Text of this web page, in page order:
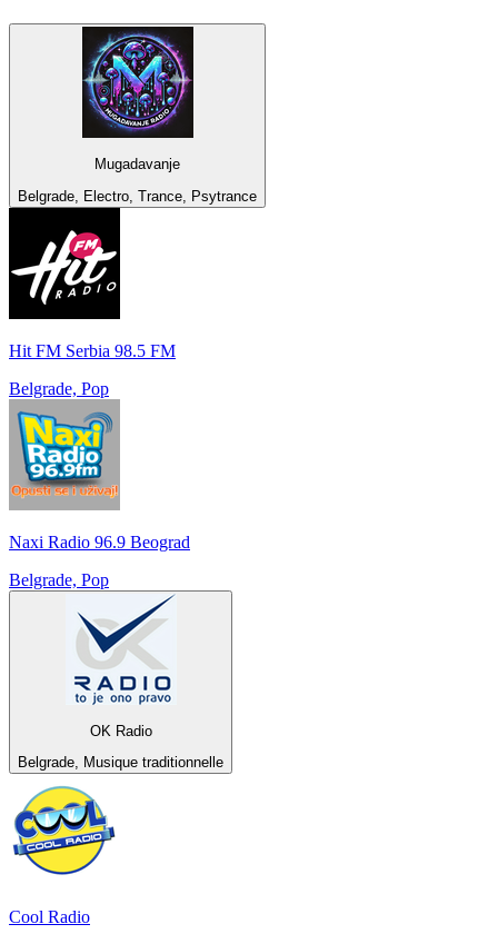
Mugadavanje
Belgrade, Electro, Trance, Psytrance
Hit FM Serbia 98.5 FM
Belgrade, Pop
Naxi Radio 96.9 Beograd
Belgrade, Pop
OK Radio
Belgrade, Musique traditionnelle
Cool Radio